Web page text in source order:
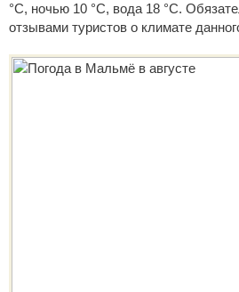
°C, ночью 10 °C, вода 18 °C.
отзывами туристов о климате